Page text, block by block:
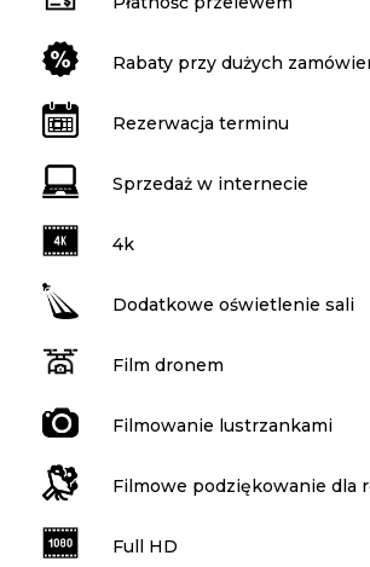
Rabaty przy dużych
Rezerwacja terminu
Sprzedaż w internecie
4k
Dodatkowe oświetlenie sali
Film dronem
Filmowanie lustrzankami
Filmowe podziękowanie dla
Full HD